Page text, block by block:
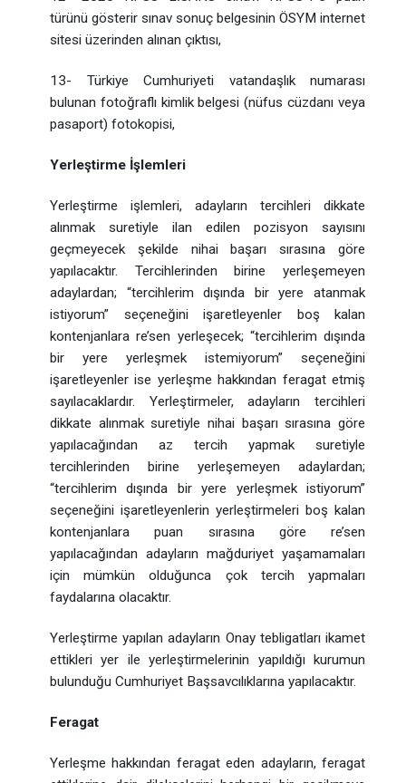
türünü gösterir sınav sonuç belgesinin ÖSYM internet
sitesi üzerinden alınan çıktısı,
13- Türkiye Cumhuriyeti vatandaşlık numarası
bulunan fotoğraflı kimlik belgesi (nüfus cüzdanı veya
pasaport) fotokopisi,
Yerleştirme İşlemleri
Yerleştirme işlemleri, adayların tercihleri dikkate
alınmak suretiyle ilan edilen pozisyon sayısını
geçmeyecek şekilde nihai başarı sırasına göre
yapılacaktır. Tercihlerinden birine yerleşemeyen
adaylardan; “tercihlerim dışında bir yere atanmak
istiyorum” seçeneğini işaretleyenler boş kalan
kontenjanlara re’sen yerleşecek; “tercihlerim dışında
bir yere yerleşmek istemiyorum” seçeneğini
işaretleyenler ise yerleşme hakkından feragat etmiş
sayılacaklardır. Yerleştirmeler, adayların tercihleri
dikkate alınmak suretiyle nihai başarı sırasına göre
yapılacağından az tercih yapmak suretiyle
tercihlerinden birine yerleşemeyen adaylardan;
“tercihlerim dışında bir yere yerleşmek istiyorum”
seçeneğini işaretleyenlerin yerleştirmeleri boş kalan
kontenjanlara puan sırasına göre re’sen
yapılacağından adayların mağduriyet yaşamamaları
için mümkün olduğunca çok tercih yapmaları
faydalarına olacaktır.
Yerleştirme yapılan adayların Onay tebligatları ikamet
ettikleri yer ile yerleştirmelerinin yapıldığı kurumun
bulunduğu Cumhuriyet Başsavcılıklarına yapılacaktır.
Feragat
Yerleşme hakkından feragat eden adayların, feragat